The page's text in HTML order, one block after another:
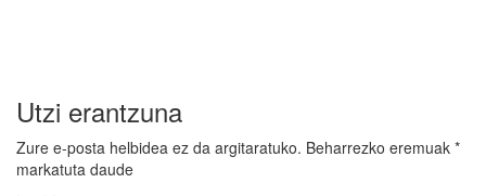
Utzi erantzuna
Zure e-posta helbidea ez da argitaratuko. Beharrezko eremuak *
markatuta daude